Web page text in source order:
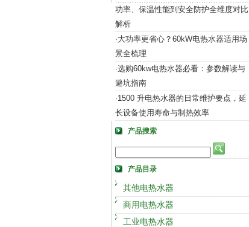
功率、保温性能到安全防护全维度对比
解析
·大功率更省心？60kW电热水器适用场
景全梳理
·选购60kw电热水器必看：参数解读与
避坑指南
·1500 升电热水器的日常维护要点，延
长设备使用寿命与制热效率
产品搜索
产品目录
其他电热水器
商用电热水器
工业电热水器